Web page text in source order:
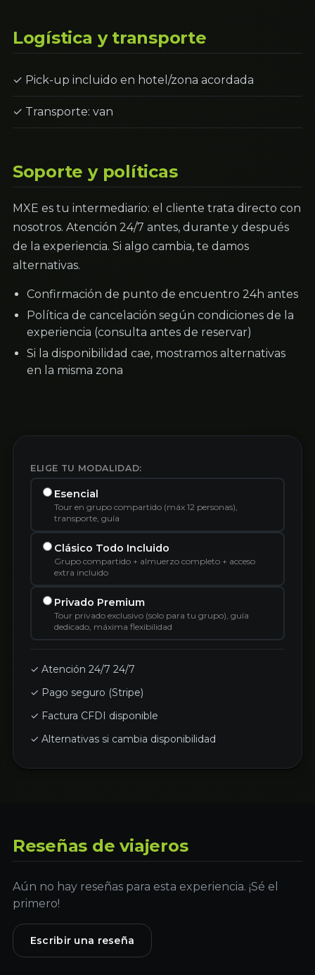
Logística y transporte
✓ Pick-up incluido en hotel/zona acordada
✓ Transporte: van
Soporte y políticas
MXE es tu intermediario: el cliente trata directo con
nosotros. Atención 24/7 antes, durante y después
de la experiencia. Si algo cambia, te damos
alternativas.
Confirmación de punto de encuentro 24h antes
Política de cancelación según condiciones de la
experiencia (consulta antes de reservar)
Si la disponibilidad cae, mostramos alternativas
en la misma zona
ELIGE TU MODALIDAD:
Esencial
Tour en grupo compartido (máx 12 personas),
transporte, guía
Clásico Todo Incluido
Grupo compartido + almuerzo completo + acceso
extra incluido
Privado Premium
Tour privado exclusivo (solo para tu grupo), guía
dedicado, máxima flexibilidad
✓ Atención 24/7 24/7
✓ Pago seguro (Stripe)
✓ Factura CFDI disponible
✓ Alternativas si cambia disponibilidad
Reseñas de viajeros
Aún no hay reseñas para esta experiencia. ¡Sé el
primero!
Escribir una reseña